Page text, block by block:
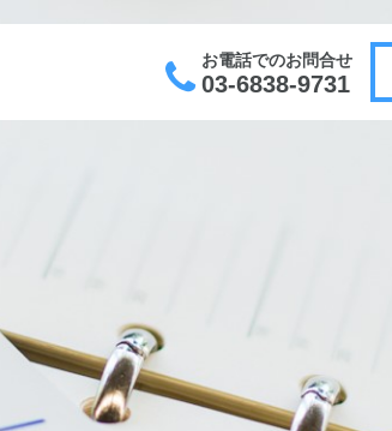
お電話でのお問合せ
03-6838-9731